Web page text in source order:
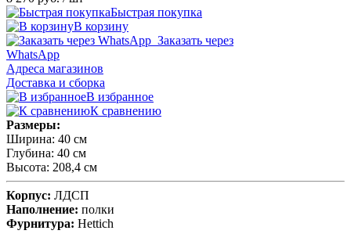
Быстрая покупка
В корзину
Заказать через
WhatsApp
Адреса магазинов
Доставка и сборка
В избранное
К сравнению
Размеры:
Ширина: 40 см
Глубина: 40 см
Высота: 208,4 см
Корпус: ЛДСП
Наполнение: полки
Фурнитура: Hettich